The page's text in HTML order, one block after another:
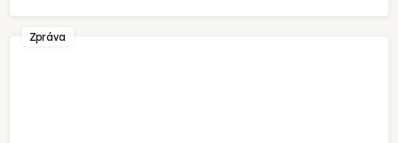
Zpráva